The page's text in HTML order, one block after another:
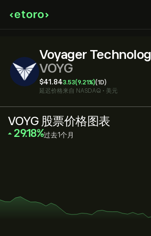
Voyager
VOYG
‎$‎41.843.53(9.21%)(1D)
延迟价格来自 NASDAQ • 美元
VOYG 股票价格图表
‎29.18‎ 过去1个月